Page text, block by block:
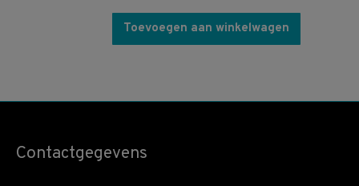
Toevoegen aan winkelwagen
Contactgegevens